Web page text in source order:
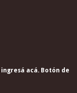
ingresá acá. Botón de